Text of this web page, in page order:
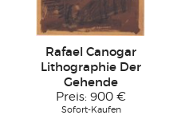
Rafael Canogar
Lithographie Der
Gehende
Preis: 900 €
Sofort-Kaufen